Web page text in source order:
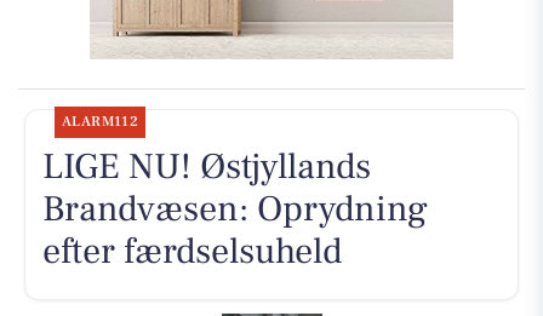
ALARM112
LIGE NU! Østjyllands
Brandvæsen: Oprydning
efter færdselsuheld